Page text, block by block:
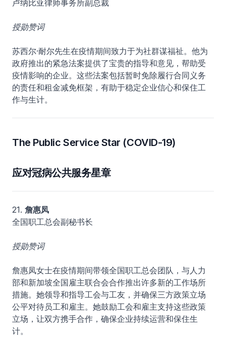
卢纳比亚律师事务所副总裁
授勋赞词
苏西尔·耐尔先生在疫情期间致力于为社群谋福祉。他为
政府推出的紧急法案提供了宝贵的指导和意见，帮助受
疫情影响的企业。这些法案包括暂时免除履行合同义务
的责任和租金减免框架，有助于稳定企业信心和保住工
作与生计。
The Public Service Star (COVID-19)
应对冠病公共服务星章
21. 詹惠凤
全国职工总会副秘书长
授勋赞词
詹惠凤女士在疫情期间带领全国职工总会团队，与人力
部和新加坡全国雇主联合会合作推出许多新的工作场所
措施。她领导和指导工会与工友，并确保三方政策立场
公平对待员工和雇主。她鼓励工会和雇主支持这些政策
立场，让双方携手合作，确保企业持续运营和保住生
计。